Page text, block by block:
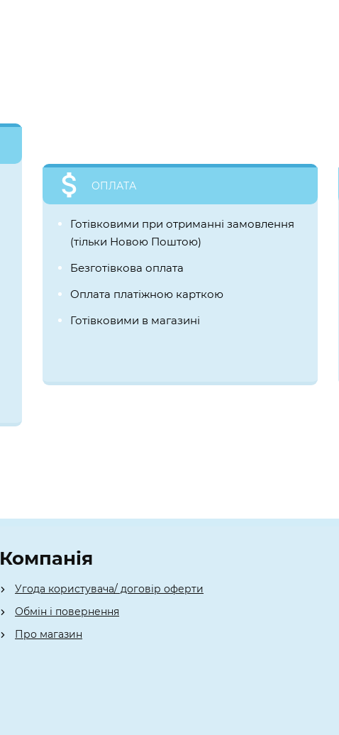
ОПЛАТА
Готівковими при отриманні замовлення
(тільки Новою Поштою)
Безготівкова оплата
Оплата платіжною карткою
Готівковими в магазині
Компанія
Угода користувача/ договір оферти
Обмін і повернення
Про магазин